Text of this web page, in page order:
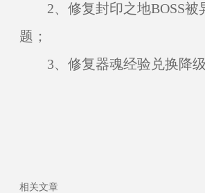
2、修复封印之地BOSS被
题；
3、修复器魂经验兑换降级
相关文章